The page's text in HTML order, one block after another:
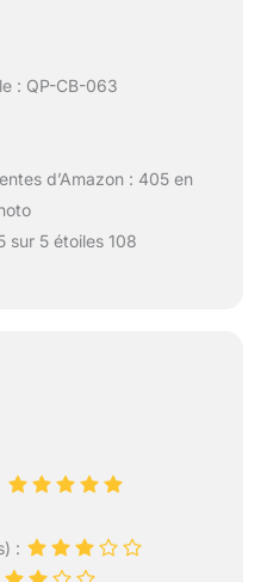
: QP-CB-063
d’Amazon : 405 en
sur 5 étoiles 108
: